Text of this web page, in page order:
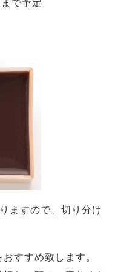
で予定
ますので、切り分け
すすめ致します。